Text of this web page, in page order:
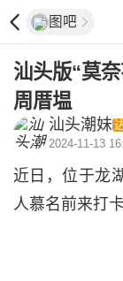
图吧
汕头版“莫
周厝塭
汕头潮妹
2024-11-13
近日，位于龙
人慕名前来打